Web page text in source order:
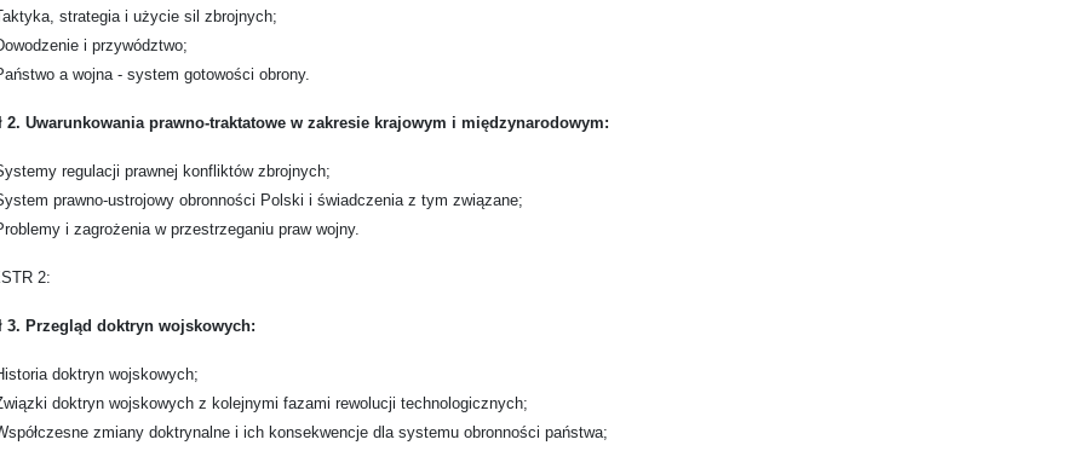
strategia i użycie sil zbrojnych;
i przywództwo;
a wojna - system gotowości obrony.
2. Uwarunkowania prawno-traktatowe w zakresie krajowym i międzynarodowym:
regulacji prawnej konfliktów zbrojnych;
prawno-ustrojowy obronności Polski i świadczenia z tym związane;
i zagrożenia w przestrzeganiu praw wojny.
2:
3. Przegląd doktryn wojskowych:
doktryn wojskowych;
doktryn wojskowych z kolejnymi fazami rewolucji technologicznych;
zmiany doktrynalne i ich konsekwencje dla systemu obronności państwa;